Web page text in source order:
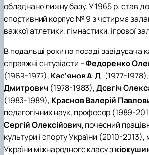
обладнано лижну базу. У 1965 р. став
спортивний корпус № 9 з чотирма
важкої атлетики, гімнастики, ігрової
В подальші роки на посаді
справжні ентузіасти –Федоренко
(1969-1977), Кас’янов А.Д. (1977-1978),
Дмитрович (1978-1983),Довгіч
(1983-1989), Краснов Валерій
педагогічних наук, професор (1989-
Сергій Олексійович, почесний
культури і спорту України (2010-
України міжнародного класу з